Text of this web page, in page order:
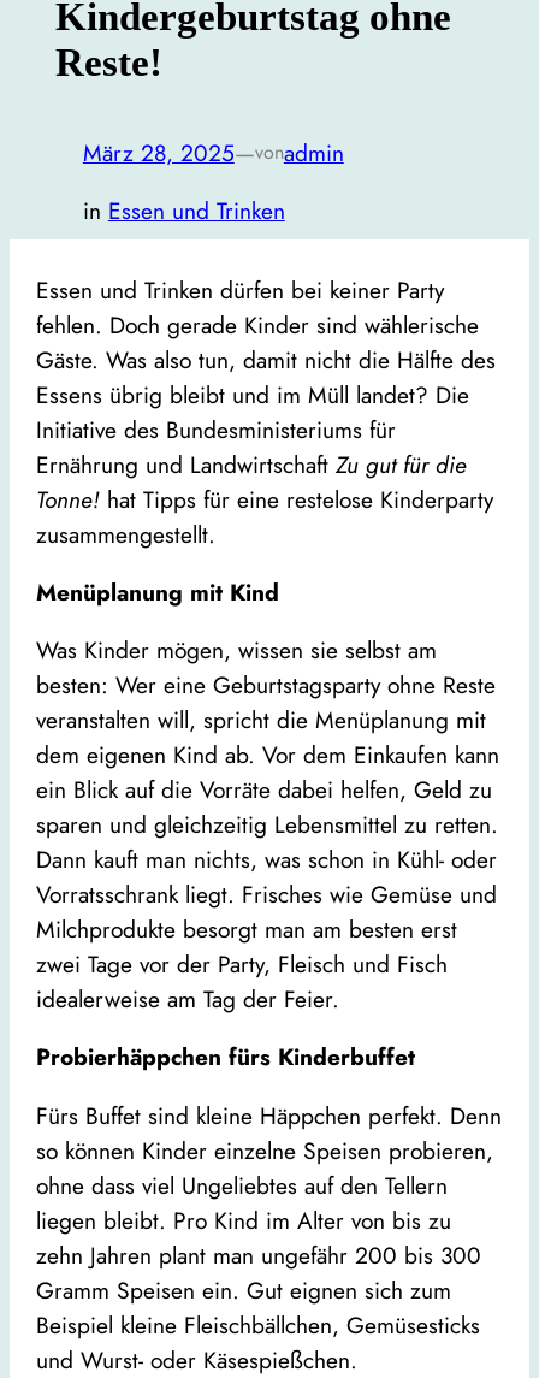
Kindergeburtstag ohne
Reste!
März 28, 2025—vonadmin
in Essen und Trinken
Essen und Trinken dürfen bei keiner Party
fehlen. Doch gerade Kinder sind wählerische
Gäste. Was also tun, damit nicht die Hälfte des
Essens übrig bleibt und im Müll landet? Die
Initiative des Bundesministeriums für
Ernährung und LandwirtschaftZu gut für die
Tonne! hat Tipps für eine restelose Kinderparty
zusammengestellt.
Menüplanung mit Kind
Was Kinder mögen, wissen sie selbst am
besten: Wer eine Geburtstagsparty ohne Reste
veranstalten will, spricht die Menüplanung mit
dem eigenen Kind ab. Vor dem Einkaufen kann
ein Blick auf die Vorräte dabei helfen, Geld zu
sparen und gleichzeitig Lebensmittel zu retten.
Dann kauft man nichts, was schon in Kühl- oder
Vorratsschrank liegt. Frisches wie Gemüse und
Milchprodukte besorgt man am besten erst
zwei Tage vor der Party, Fleisch und Fisch
idealerweise am Tag der Feier.
Probierhäppchen fürs Kinderbuffet
Fürs Buffet sind kleine Häppchen perfekt. Denn
so können Kinder einzelne Speisen probieren,
ohne dass viel Ungeliebtes auf den Tellern
liegen bleibt. Pro Kind im Alter von bis zu
zehn Jahren plant man ungefähr 200 bis 300
Gramm Speisen ein. Gut eignen sich zum
Beispiel kleine Fleischbällchen, Gemüsesticks
und Wurst- oder Käsespießchen.